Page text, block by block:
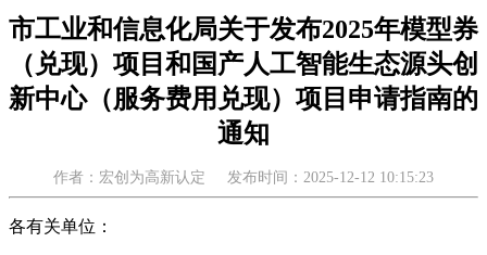
市工业和信息化局关于发布2025年模型券
（兑现）项目和国产人工智能生态源头创
新中心（服务费用兑现）项目申请指南的
通知
作者：宏创为高新认定 发布时间：2025-12-12 10:15:23
各有关单位：